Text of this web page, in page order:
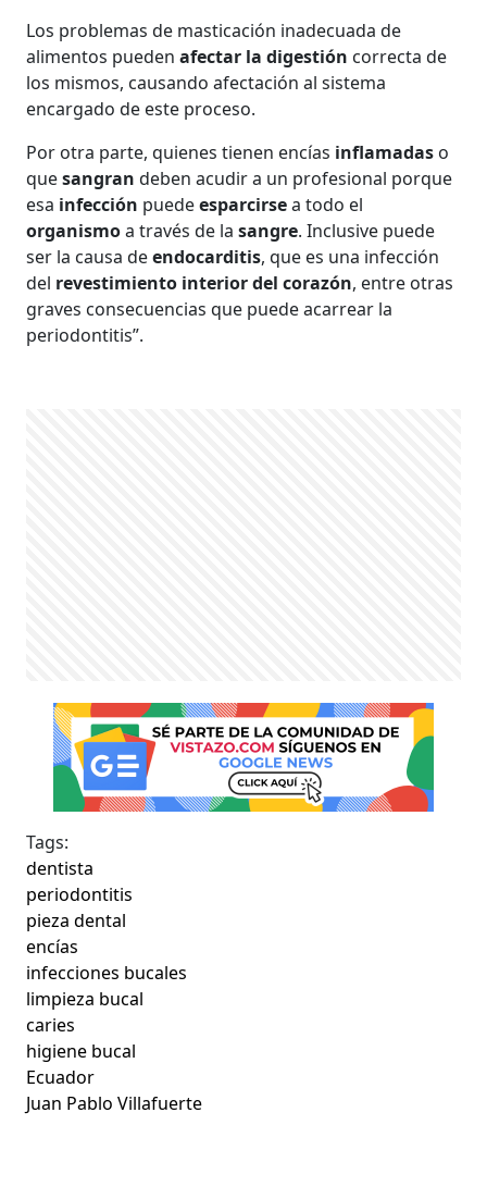
Los problemas de masticación inadecuada de
alimentos puedenafectar la digestión correcta de
los mismos, causando afectación al sistema
encargado de este proceso.
Por otra parte, quienes tienen encías inflamadas o
quesangrandeben acudir a un profesional porque
esa infección puedeesparcirsea todo el
organismoa través de lasangre. Inclusive puede
ser la causa deendocarditis, que es una infección
del revestimiento interior del corazón, entre otras
graves consecuencias que puede acarrear la
periodontitis”.
Tags:
dentista
periodontitis
pieza dental
encías
infecciones bucales
limpieza bucal
caries
higiene bucal
Ecuador
Juan Pablo Villafuerte